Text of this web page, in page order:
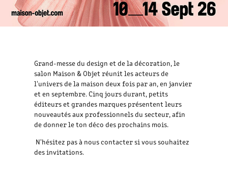
Grand-messe du design et de la décoration, le
salon Maison & Objet réunit les acteurs de
l'univers de la maison deux fois par an, en janvier
et en septembre. Cinq jours durant, petits
éditeurs et grandes marques présentent leurs
nouveautés aux professionnels du secteur, afin
de donner le ton déco des prochains mois.
N'hésitez pas à nous contacter si vous souhaitez
des invitations.